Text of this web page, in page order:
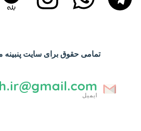
تمامی حقوق برای سایت
ایمیل